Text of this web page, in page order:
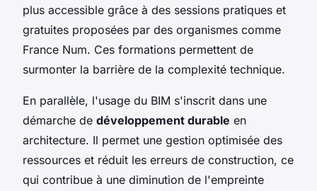
plus accessible grâce à des sessions pratiques et
gratuites proposées par des organismes comme
France Num. Ces formations permettent de
surmonter la barrière de la complexité technique.
En parallèle, l'usage du BIM s'inscrit dans une
démarche de développement durable en
architecture. Il permet une gestion optimisée des
ressources et réduit les erreurs de construction, ce
qui contribue à une diminution de l'empreinte